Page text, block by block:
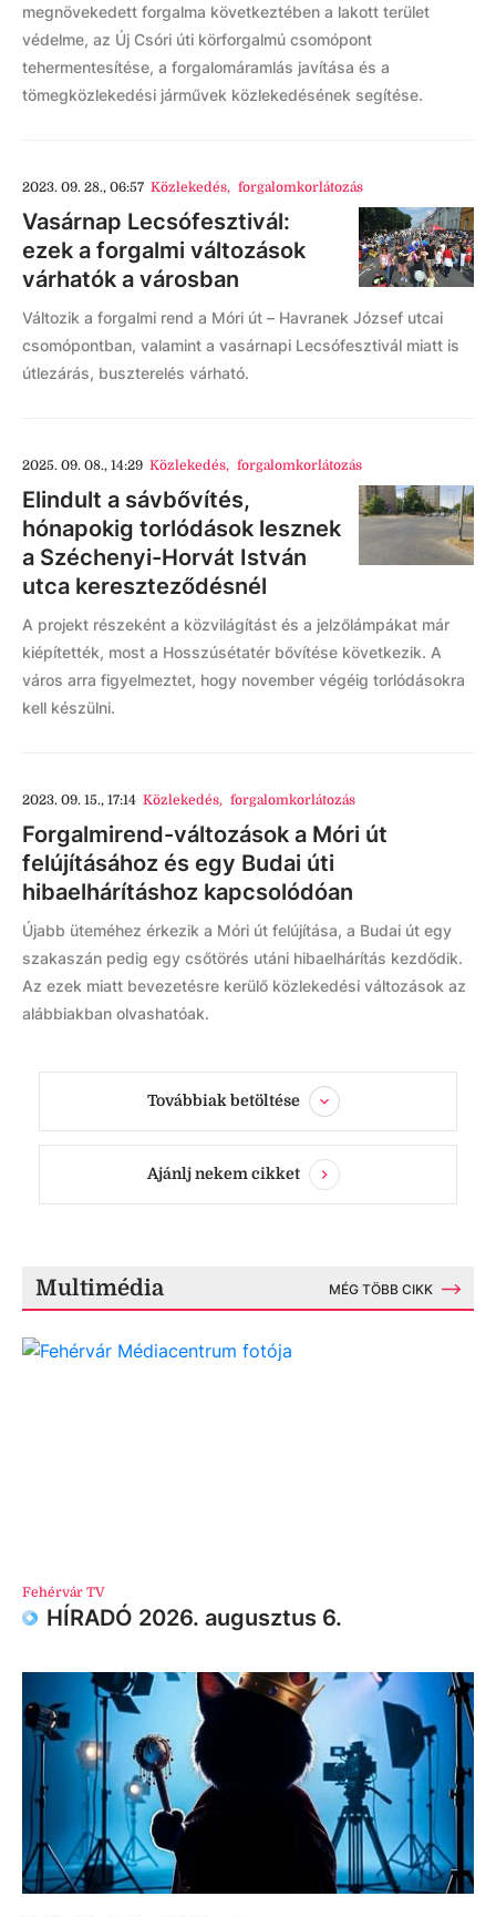
megnövekedett forgalma következtében a lakott terület
védelme, az Új Csóri úti körforgalmú csomópont
tehermentesítése, a forgalomáramlás javítása és a
tömegközlekedési járművek közlekedésének segítése.
2023. 09. 28., 06:57 Közlekedés, forgalomkorlátozás
Vasárnap Lecsófesztivál:
ezek a forgalmi változások
várhatók a városban
Változik a forgalmi rend a Móri út – Havranek József utcai
csomópontban, valamint a vasárnapi Lecsófesztivál miatt is
útlezárás, buszterelés várható.
2025. 09. 08., 14:29 Közlekedés, forgalomkorlátozás
Elindult a sávbővítés,
hónapokig torlódások lesznek
a Széchenyi-Horvát István
utca kereszteződésnél
A projekt részeként a közvilágítást és a jelzőlámpákat már
kiépítették, most a Hosszúsétatér bővítése következik. A
város arra figyelmeztet, hogy november végéig torlódásokra
kell készülni.
2023. 09. 15., 17:14 Közlekedés, forgalomkorlátozás
Forgalmirend-változások a Móri út
felújításához és egy Budai úti
hibaelhárításhoz kapcsolódóan
Újabb üteméhez érkezik a Móri út felújítása, a Budai út egy
szakaszán pedig egy csőtörés utáni hibaelhárítás kezdődik.
Az ezek miatt bevezetésre kerülő közlekedési változások az
alábbiakban olvashatóak.
Továbbiak betöltése
Ajánlj nekem cikket
Multimédia MÉG TÖBB CIKK
Fehérvár TV
HÍRADÓ 2026. augusztus 6.